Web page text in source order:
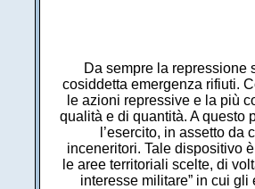
Da sempre la repressione
cosiddetta emergenza rifiuti.
le azioni repressive e la più
qualità e di quantità. A questo
l’esercito, in assetto
inceneritori. Tale dispositivo
le aree territoriali scelte, di
interesse militare” in cui